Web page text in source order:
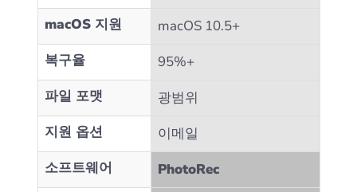
macOS 지원
macOS 10.5+
복구율
95%+
파일 포맷
광범위
지원 옵션
이메일
소프트웨어
PhotoRec